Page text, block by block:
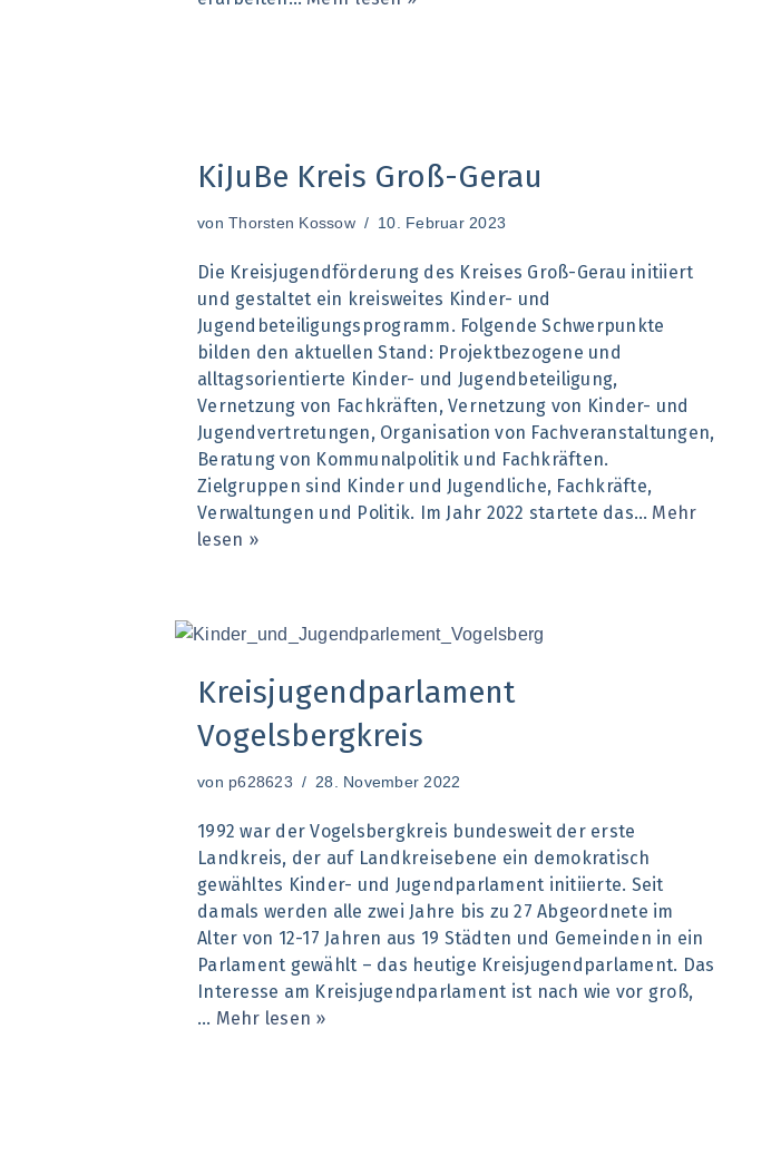
KiJuBe Kreis Groß-Gerau
von Thorsten Kossow 10. Februar 2023
Die Kreisjugendförderung des Kreises Groß-Gerau initiiert
und gestaltet ein kreisweites Kinder- und
Jugendbeteiligungsprogramm. Folgende Schwerpunkte
bilden den aktuellen Stand: Projektbezogene und
alltagsorientierte Kinder- und Jugendbeteiligung,
Vernetzung von Fachkräften, Vernetzung von Kinder- und
Jugendvertretungen, Organisation von Fachveranstaltungen,
Beratung von Kommunalpolitik und Fachkräften.
Zielgruppen sind Kinder und Jugendliche, Fachkräfte,
Verwaltungen und Politik. Im Jahr 2022 startete das… Mehr
lesen »
Kreisjugendparlament
Vogelsbergkreis
von p628623 28. November 2022
1992 war der Vogelsbergkreis bundesweit der erste
Landkreis, der auf Landkreisebene ein demokratisch
gewähltes Kinder- und Jugendparlament initiierte. Seit
damals werden alle zwei Jahre bis zu 27 Abgeordnete im
Alter von 12-17 Jahren aus 19 Städten und Gemeinden in ein
Parlament gewählt – das heutige Kreisjugendparlament. Das
Interesse am Kreisjugendparlament ist nach wie vor groß,
… Mehr lesen »